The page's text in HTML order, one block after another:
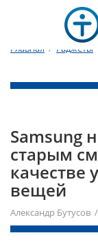
Главная / Гаджеты
Samsung
старым
качестве
вещей
Александр Бутусов